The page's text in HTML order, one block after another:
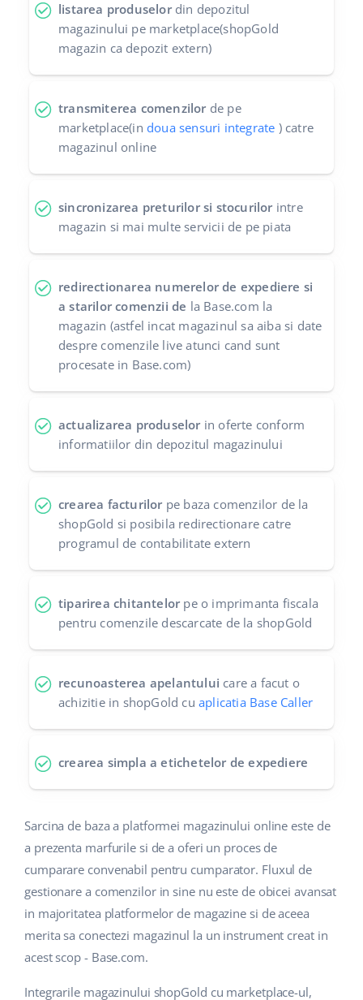
listarea produselordin depozitul
magazinului pe marketplace(shopGold
magazin ca depozit extern)
transmiterea comenzilor de pe
marketplace(in doua sensuri integrate ) catre
magazinul online
sincronizarea preturilor si stocurilor intre
magazin si mai multe servicii de pe piata
redirectionarea numerelor de expediere si
a starilor comenzii de la Base.com la
magazin (astfel incat magazinul sa aiba si date
despre comenzile live atunci cand sunt
procesate in Base.com)
actualizarea produselor in oferte conform
informatiilor din depozitul magazinului
crearea facturilor pe baza comenzilor de la
shopGold si posibila redirectionare catre
programul de contabilitate extern
tiparirea chitantelor pe o imprimanta fiscala
pentru comenzile descarcate de la shopGold
recunoasterea apelantului care a facut o
achizitie in shopGold cu aplicatia Base Caller
crearea simpla a etichetelor de expediere
Sarcina de baza a platformei magazinului online este de
a prezenta marfurile si de a oferi un proces de
cumparare convenabil pentru cumparator. Fluxul de
gestionare a comenzilor in sine nu este de obicei avansat
in majoritatea platformelor de magazine si de aceea
merita sa conectezi magazinul la un instrument creat in
acest scop - Base.com.
Integrarile magazinului shopGold cu marketplace-ul,